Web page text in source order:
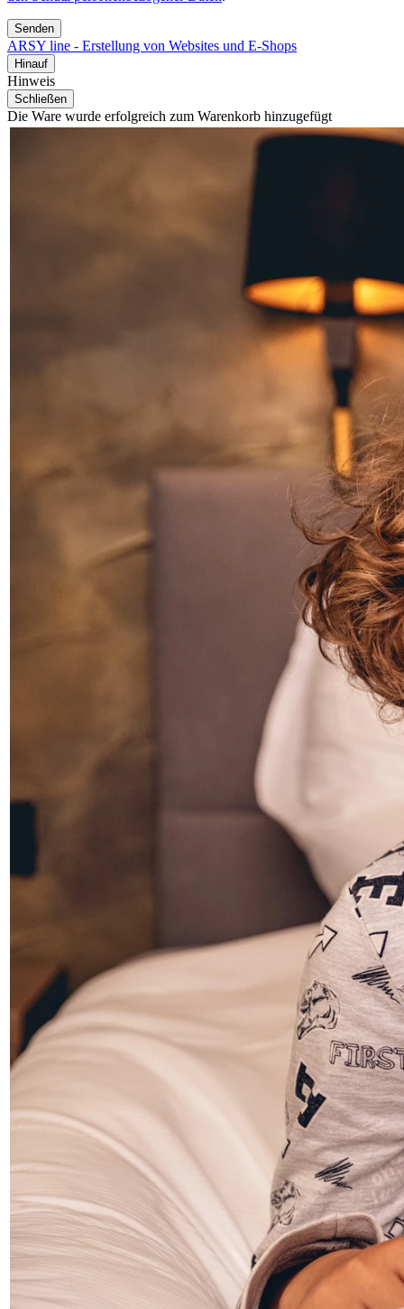
Senden
ARSY line - Erstellung von Websites und E-Shops
Hinauf
Hinweis
Schließen
Die Ware wurde erfolgreich zum Warenkorb hinzugefügt